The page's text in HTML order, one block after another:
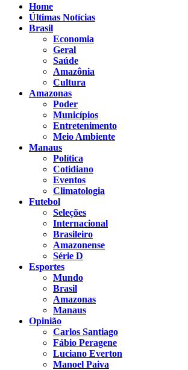
Home
Últimas Notícias
Brasil
Economia
Geral
Saúde
Amazônia
Cultura
Amazonas
Poder
Municípios
Entretenimento
Meio Ambiente
Manaus
Política
Cotidiano
Eventos
Climatologia
Futebol
Seleções
Internacional
Brasileiro
Amazonense
Série D
Esportes
Mundo
Brasil
Amazonas
Manaus
Opinião
Carlos Santiago
Fábio Peragene
Luciano Everton
Manoel Paiva